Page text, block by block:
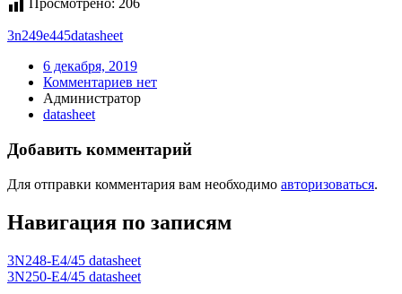
Просмотрено: 206
3n249e445datasheet
6 декабря, 2019
Комментариев нет
Администратор
datasheet
Добавить комментарий
Для отправки комментария вам необходимо авторизоваться.
Навигация по записям
3N248-E4/45 datasheet
3N250-E4/45 datasheet